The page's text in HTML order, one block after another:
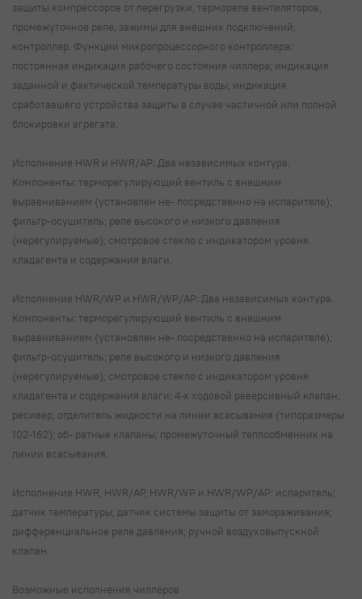
защиты компрессоров от перегрузки, термореле вентиляторов,
промежуточное реле, зажимы для внешних подключений,
контроллер. Функции микропроцессорного контроллера:
постоянная индикация рабочего состояния чиллера; индикация
заданной и фактической температуры воды; индикация
сработавшего устройства защиты в случае частичной или полной
блокировки агрегата.
Исполнение HWR и HWR/AP: Два независимых контура.
Компоненты: терморегулирующий вентиль с внешним
выравниванием (установлен не- посредственно на испарителе);
фильтр-осушитель; реле высокого и низкого давления
(нерегулируемые); смотровое стекло с индикатором уровня
хладагента и содержания влаги.
Исполнение HWR/WP и HWR/WP/AP: Два независимых контура.
Компоненты: терморегулирующий вентиль с внешним
выравниванием (установлен не- посредственно на испарителе);
фильтр-осушитель; реле высокого и низкого давления
(нерегулируемые); смотровое стекло с индикатором уровня
хладагента и содержания влаги; 4-х ходовой реверсивный клапан;
ресивер; отделитель жидкости на линии всасывания (типоразмеры
102-162); об- ратные клапаны; промежуточный теплообменник на
линии всасывания.
Исполнение HWR, HWR/AP, HWR/WP и HWR/WP/AP: испаритель;
датчик температуры; датчик системы защиты от замораживания;
дифференциальное реле давления; ручной воздуховыпускной
клапан.
Возможные исполнения чиллеров